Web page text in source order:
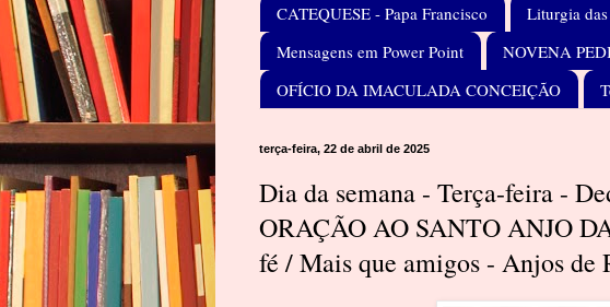
CATEQUESE - Papa Francisco
Liturgia
Mensagens em Power Point
NOVENA
OFÍCIO DA IMACULADA CONCEIÇÃO
terça-feira, 22 de abril de 2025
Dia da semana - Terça-feira -
ORAÇÃO AO SANTO ANJO
fé / Mais que amigos - Anjos de